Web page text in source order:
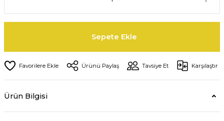
Sepete Ekle
Ürünü Paylaş Tavsiye Et Karşılaştır
Ürün Bilgisi